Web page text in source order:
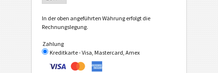
In der oben angeführten Währung erfolgt die
Rechnungslegung.
Zahlung
Kreditkarte - Visa, Mastercard, Amex